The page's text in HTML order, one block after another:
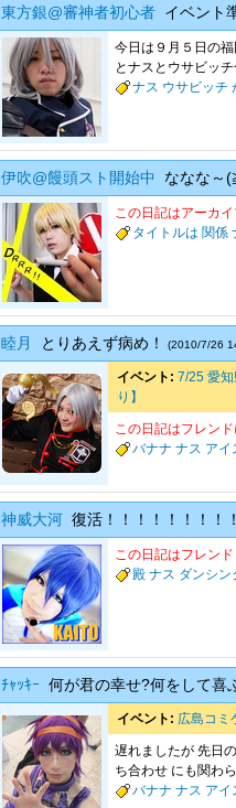
東方銀@審神者初心者 イベント
今日は９月５日の
とナスとウサビッ
ナス ウサビッチ
伊吹@饅頭スト開始中 ななな～
この日記はアーカ
タイトルは 関係
睦月 とりあえず病め！ (2010/7/26
イベント: 7/25 愛
り】
この日記はフレン
バナナ ナス アイ
神威大河 復活！！！！！！！！
この日記はフレン
殿 ナス ダンシ
ﾁｬｯｷｰ 何が君の幸せ?何をして喜
イベント: 広島コ
遅れましたが 先日
ち合わせ にも関わ
バナナ ナス アイ